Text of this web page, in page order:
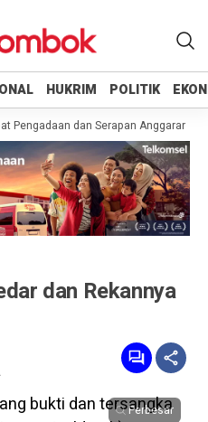
HUKRIM POLITIK
HUKRIM POLITIK
dan Serapan Anggaran
dan Rekannya
Perbesar